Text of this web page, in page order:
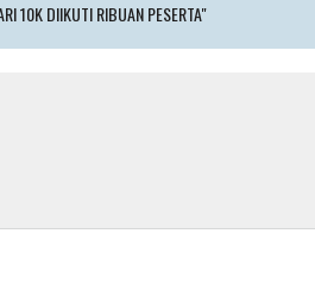
10K DIIKUTI RIBUAN PESERTA"